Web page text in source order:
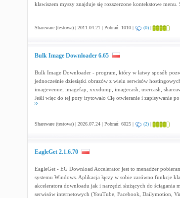
klawiszem myszy znajduje się rozszerzone kontekstowe menu.
Shareware (testowa) | 2011.04.21 | Pobrań: 1010 | (0)|
Bulk Image Downloader 6.65
Bulk Image Downloader - program, który w łatwy sposób
jednocześnie dziesiątki obrazów z wielu serwisów
imagevenue, imagefap, xxxdump, imagecash, usercash,
Jeśli więc do tej pory irytowało Cię otwieranie i zapisywanie
Shareware (testowa) | 2026.07.24 | Pobrań: 6025 | (2)|
EagleGet 2.1.6.70
EagleGet - EG Download Accelerator jest to menadżer
systemu Windows. Aplikacja łączy w sobie zarówno funkcje
akceleratora downloadu jak i narzędzi służących do ściągania
serwisów internetowych (YouTube, Facebook, Dailymotion,